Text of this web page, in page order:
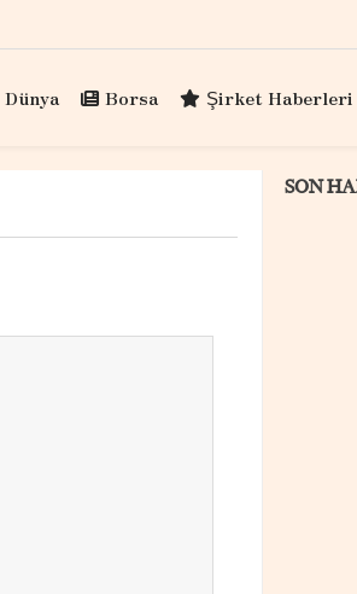
Dünya Borsa Şirket Haberleri
SON